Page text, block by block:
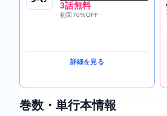
3話無料
初回70%OFF
詳細を見る
巻数・単行本情報